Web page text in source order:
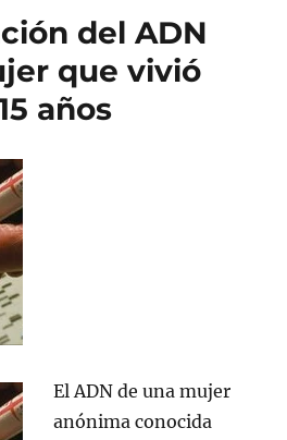
del ADN
que vivió
años
El ADN de una mujer
anónima conocida